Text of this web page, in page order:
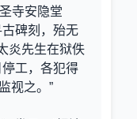
寺安隐堂
碑刻，殆无
炎先生在狱佚
停工，各犯得
视之。”